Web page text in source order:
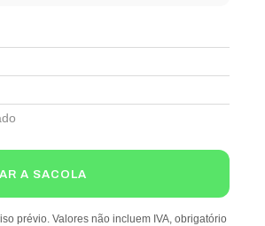
A SACOLA
prévio. Valores não incluem IVA, obrigatório